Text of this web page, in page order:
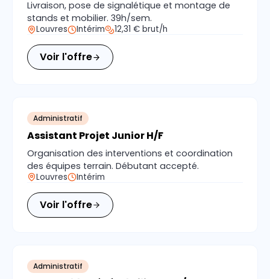
Livraison, pose de signalétique et montage de
stands et mobilier. 39h/sem.
Louvres Intérim 12,31 € brut/h
Voir l'offre
Administratif
Assistant Projet Junior H/F
Organisation des interventions et coordination
des équipes terrain. Débutant accepté.
Louvres Intérim
Voir l'offre
Administratif